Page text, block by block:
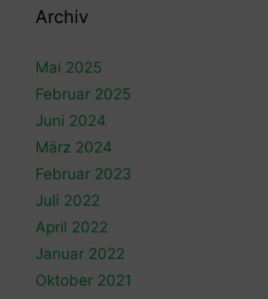
Archiv
Mai 2025
Februar 2025
Juni 2024
März 2024
Februar 2023
Juli 2022
April 2022
Januar 2022
Oktober 2021